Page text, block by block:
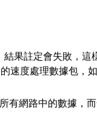
果註定會失敗，這
速度處理數據包，
有網路中的數據，